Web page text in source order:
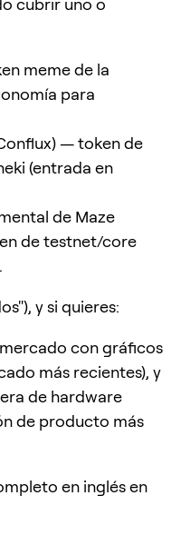
cubrir uno o
meme de la
para
— token de
(entrada en
de Maze
de testnet/core
y si quieres:
con gráficos
más recientes), y
de hardware
de producto más
en inglés en